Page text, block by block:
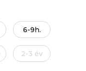
6-9h.
2-3 év